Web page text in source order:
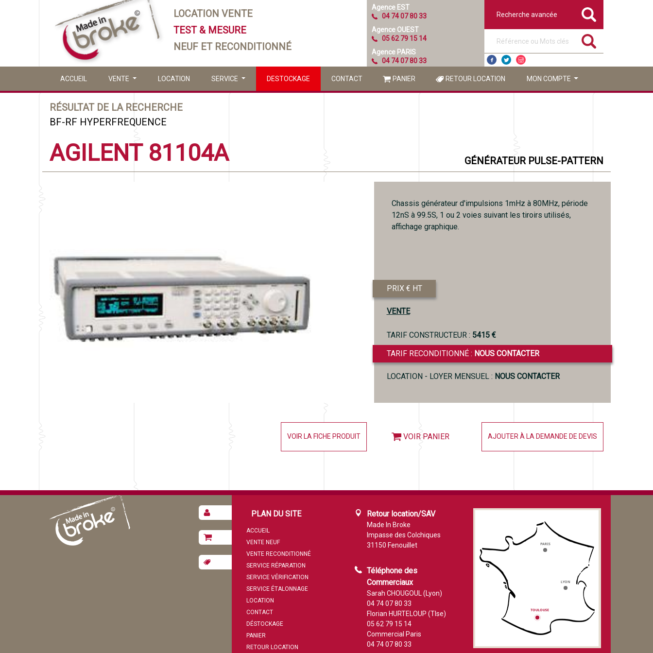
LOCATION VENTE
TEST & MESURE
NEUF ET RECONDITIONNÉ
Agence EST
04 74 07 80 33
Agence OUEST
05 62 79 15 14
Agence PARIS
04 74 07 80 33
Recherche avancée
ACCUEIL VENTE LOCATION SERVICE DESTOCKAGE CONTACT PANIER RETOUR LOCATION MON COMPTE
RÉSULTAT DE LA RECHERCHE
BF-RF HYPERFREQUENCE
AGILENT 81104A GÉNÉRATEUR PULSE-PATTERN
Chassis générateur d'impulsions 1mHz à 80MHz, période
12nS à 99.5S, 1 ou 2 voies suivant les tiroirs utilisés,
affichage graphique.
PRIX € HT
VENTE
TARIF CONSTRUCTEUR : 5415 €
TARIF RECONDITIONNÉ : NOUS CONTACTER
LOCATION - LOYER MENSUEL : NOUS CONTACTER
VOIR LA FICHE PRODUIT VOIR PANIER AJOUTER À LA DEMANDE DE DEVIS
PLAN DU SITE
ACCUEIL
VENTE NEUF
VENTE RECONDITIONNÉ
SERVICE RÉPARATION
SERVICE VÉRIFICATION
SERVICE ÉTALONNAGE
LOCATION
CONTACT
DÉSTOCKAGE
PANIER
RETOUR LOCATION
Retour location/SAV
Made In Broke
Impasse des Colchiques
31150 Fenouillet
Téléphone des
Commerciaux
Sarah CHOUGOUL (Lyon)
04 74 07 80 33
Florian HURTELOUP (Tlse)
05 62 79 15 14
Commercial Paris
04 74 07 80 33